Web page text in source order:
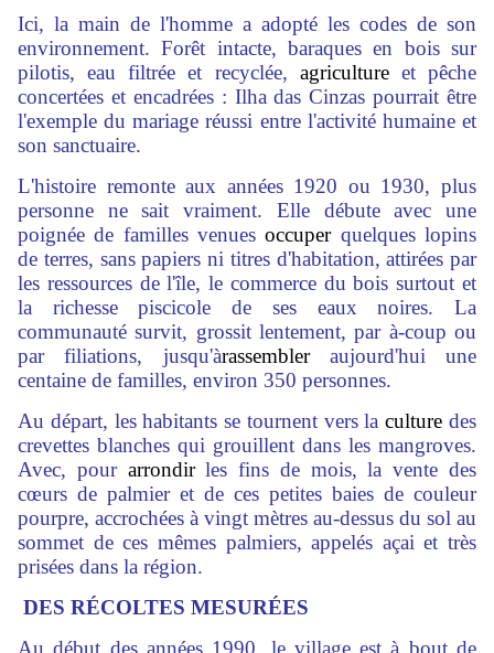
Ici, la main de l'homme a adopté les codes de son
environnement. Forêt intacte, baraques en bois sur
pilotis, eau filtrée et recyclée, agricultureet pêche
concertées et encadrées : Ilha das Cinzas pourrait être
l'exemple du mariage réussi entre l'activité humaine et
son sanctuaire.
L'histoire remonte aux années 1920 ou 1930, plus
personne ne sait vraiment. Elle débute avec une
poignée de familles venuesoccuperquelques lopins
de terres, sans papiers ni titres d'habitation, attirées par
les ressources de l'île, le commerce du bois surtout et
la richesse piscicole de ses eaux noires. La
communauté survit, grossit lentement, par à-coup ou
par filiations, jusqu'àrassembleraujourd'hui une
centaine de familles, environ 350 personnes.
Au départ, les habitants se tournent vers laculture des
crevettes blanches qui grouillent dans les mangroves.
Avec, pour arrondirles fins de mois, la vente des
cœurs de palmier et de ces petites baies de couleur
pourpre, accrochées à vingt mètres au-dessus du sol au
sommet de ces mêmes palmiers, appelés açai et très
prisées dans la région.
DES RÉCOLTES MESURÉES
Au début des années 1990, le village est à bout de